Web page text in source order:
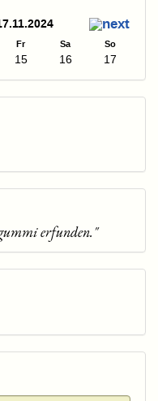
Fr Sa So
15 16 17
erfunden."